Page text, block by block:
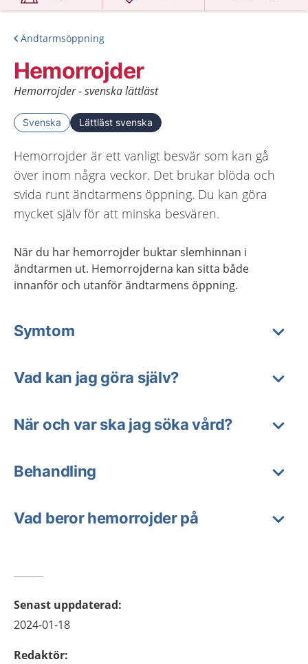
Ändtarmsöppning
Hemorrojder
Hemorrojder - svenska lättläst
Svenska Lättläst svenska
Hemorrojder är ett vanligt besvär som kan gå
över inom några veckor. Det brukar blöda och
svida runt ändtarmens öppning. Du kan göra
mycket själv för att minska besvären.
När du har hemorrojder buktar slemhinnan i
ändtarmen ut. Hemorrojderna kan sitta både
innanför och utanför ändtarmens öppning.
Symtom
Vad kan jag göra själv?
När och var ska jag söka vård?
Behandling
Vad beror hemorrojder på
Senast uppdaterad:
2024-01-18
Redaktör: